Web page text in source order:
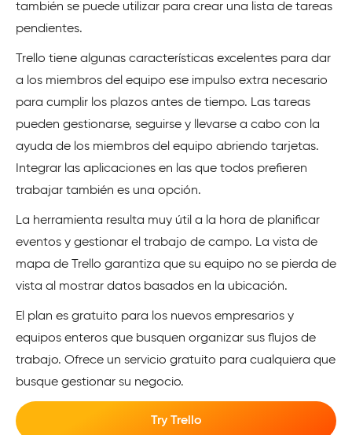
también se puede utilizar para crear una lista de tareas
pendientes.
Trello tiene algunas características excelentes para dar
a los miembros del equipo ese impulso extra necesario
para cumplir los plazos antes de tiempo. Las tareas
pueden gestionarse, seguirse y llevarse a cabo con la
ayuda de los miembros del equipo abriendo tarjetas.
Integrar las aplicaciones en las que todos prefieren
trabajar también es una opción.
La herramienta resulta muy útil a la hora de planificar
eventos y gestionar el trabajo de campo. La vista de
mapa de Trello garantiza que su equipo no se pierda de
vista al mostrar datos basados en la ubicación.
El plan es gratuito para los nuevos empresarios y
equipos enteros que busquen organizar sus flujos de
trabajo. Ofrece un servicio gratuito para cualquiera que
busque gestionar su negocio.
Try Trello